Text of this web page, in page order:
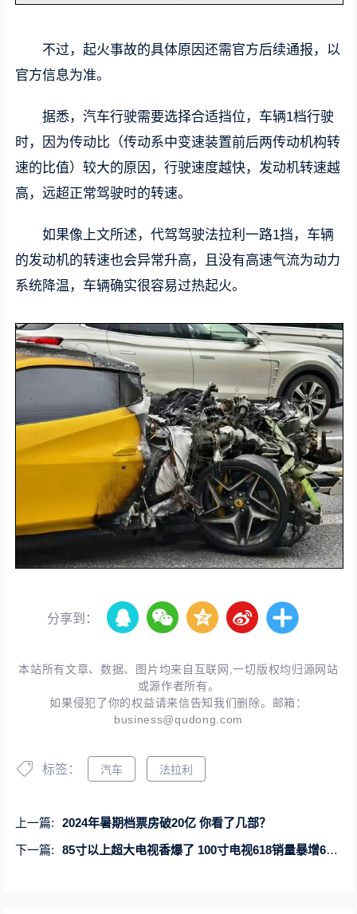
不过，起火事故的具体原因还需官方后续通报，以
官方信息为准。
据悉，汽车行驶需要选择合适挡位，车辆1档行驶
时，因为传动比（传动系中变速装置前后两传动机构转
速的比值）较大的原因，行驶速度越快，发动机转速越
高，远超正常驾驶时的转速。
如果像上文所述，代驾驾驶法拉利一路1挡，车辆
的发动机的转速也会异常升高，且没有高速气流为动力
系统降温，车辆确实很容易过热起火。
分享到：
本站所有文章、数据、图片均来自互联网,一切版权均归源网站
或源作者所有。
如果侵犯了你的权益请来信告知我们删除。邮箱：
business@qudong.com
标签： 汽车 法拉利
上一篇:
2024年暑期档票房破20亿 你看了几部？
下一篇:
85寸以上超大电视香爆了 100寸电视618销量暴增60%